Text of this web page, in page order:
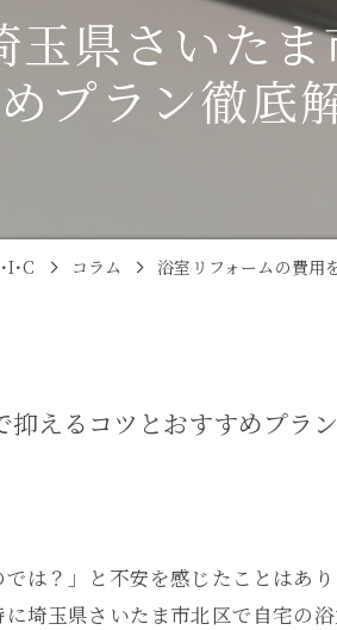
県さいた
プラン徹底
I･C コラム 浴室リフォームの費用
えるコツとおすすめプラ
は？」と不安を感じたことはあ
埼玉県さいたま市北区で自宅の